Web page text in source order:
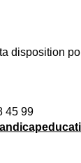
disposition
45 99